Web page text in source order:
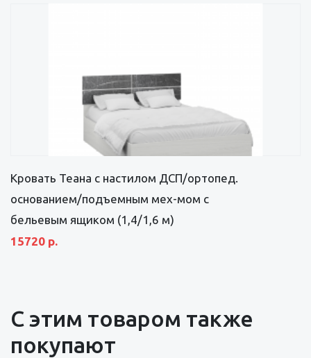
Кровать Теана с настилом ДСП/ортопед.
основанием/подъемным мех-мом с
бельевым ящиком (1,4/1,6 м)
15720 р.
С этим товаром также
покупают